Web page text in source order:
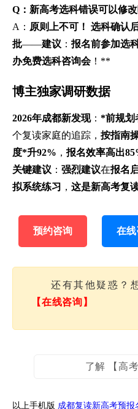
Q：新高考选科错误可以修改
A： 原则上不可！ 选科确认
批——建议 ： 报名前参加选
办免费选科咨询会！**
博主独家调研数据
2026年成都新发现： *前规划
个复读家庭的追踪， 按指南
度*升92% ， 报名效率高出
关键建议 ： 强烈建议在报名
拟系统练习 ， 这是新高考复
预约咨询 在
还有其他疑惑？
【在线咨询】
了解 【高
以上手机版 成都复读新高考预报